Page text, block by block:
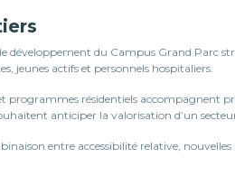
développement du Campus Grand Parc
jeunes actifs et personnels hospitaliers.
résidentiels accompagnent
anticiper la valorisation d’un
entre accessibilité relative,